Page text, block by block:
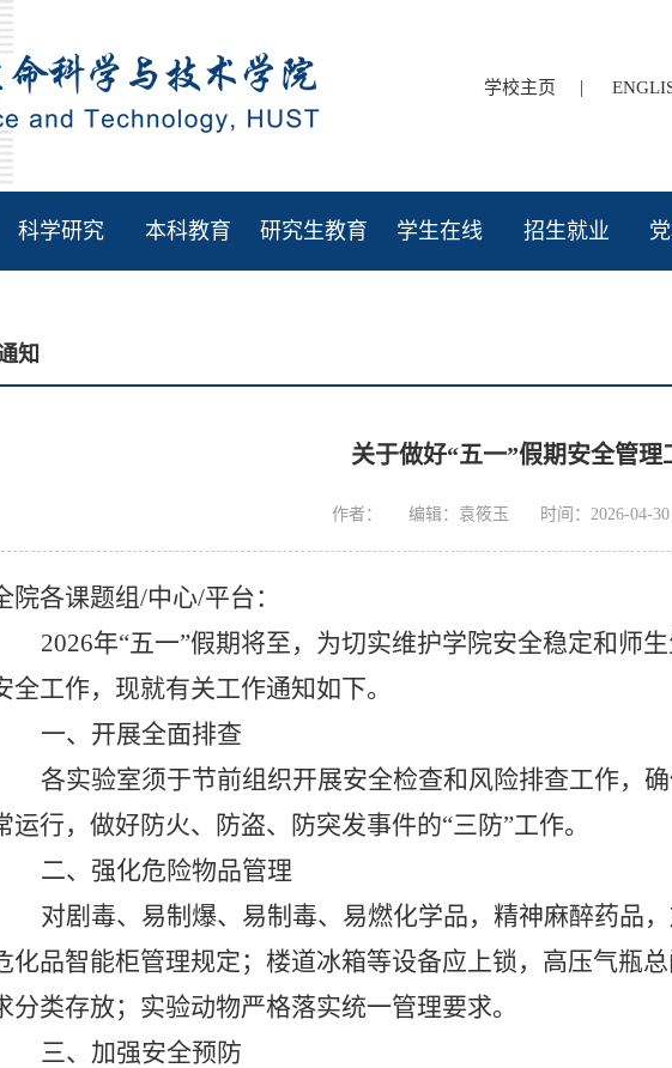
学校主页 |
科学研究 本科教育 研究生教育 学生在线 招生就业
知
关于做好“五一”假期安全管理
作者： 编辑：袁筱玉 时间：2026-04-30
院各课题组/中心/平台：
2026年“五一”假期将至，为切实维护学院安全稳定和师
全工作，现就有关工作通知如下。
一、开展全面排查
各实验室须于节前组织开展安全检查和风险排查工作，
运行，做好防火、防盗、防突发事件的“三防”工作。
二、强化危险物品管理
对剧毒、易制爆、易制毒、易燃化学品，精神麻醉药品
化品智能柜管理规定；楼道冰箱等设备应上锁，高压气瓶
分类存放；实验动物严格落实统一管理要求。
三、加强安全预防